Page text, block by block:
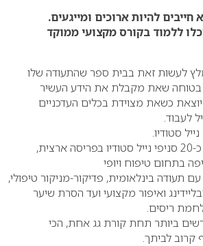
להיות ארוכים ומייגעים.
ללמוד בקורס מקצועי ממוקד
לעשות זאת בבית ספר שהתעודה שלו
בטוחה שאת מקבלת את הידע העשיר
כשאת מצוידת בכלים העדכניים
לעבוד.
נייל סטודיו.
נייל סטודיו בפריסה ארצית,
בתחום טיפוח ויופי
תעודה בינלאומית, פדיקור-מניקור טיפולי,
ואיפור מקצועי ועד הסרת שיער
ריסים.
ביותר תחת קורת גג אחת, הכי
קרוב לביתך.